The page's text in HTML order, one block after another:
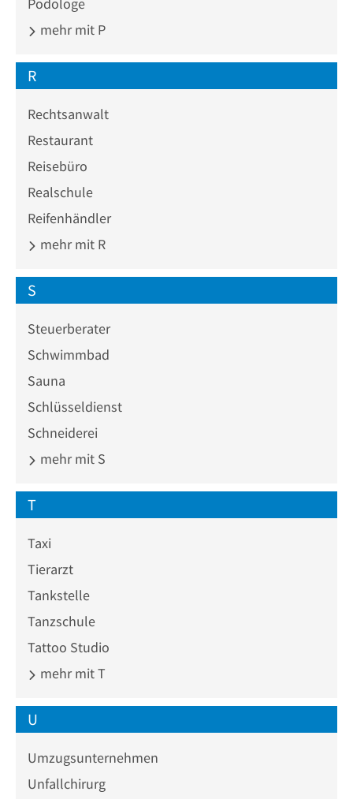
mehr mit P
R
Rechtsanwalt
Restaurant
Reisebüro
Realschule
Reifenhändler
mehr mit R
S
Steuerberater
Schwimmbad
Sauna
Schlüsseldienst
Schneiderei
mehr mit S
T
Taxi
Tierarzt
Tankstelle
Tanzschule
Tattoo Studio
mehr mit T
U
Umzugsunternehmen
Unfallchirurg